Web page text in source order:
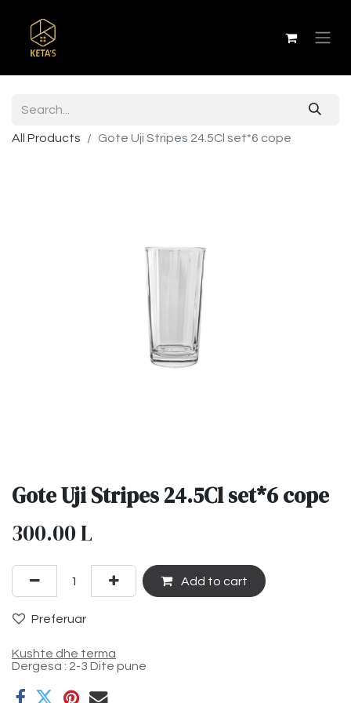
All Products Gote Uji Stripes 24.5Cl set*6 cope
Gote Uji Stripes 24.5Cl set*6 cope
300.00L
Add to cart
Preferuar
Kushte dhe terma
Dergesa : 2-3 Dite pune